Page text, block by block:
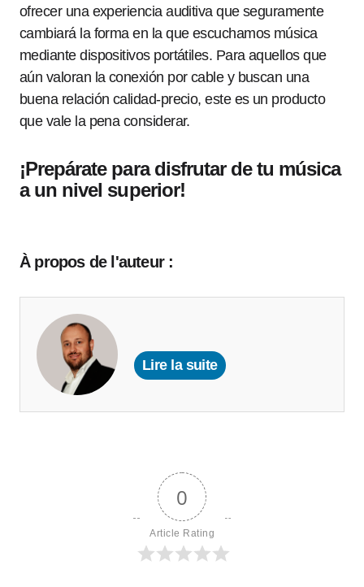
ofrecer una experiencia auditiva que seguramente
cambiará la forma en la que escuchamos música
mediante dispositivos portátiles. Para aquellos que
aún valoran la conexión por cable y buscan una
buena relación calidad-precio, este es un producto
que vale la pena considerar.
¡Prepárate para disfrutar de tu música
a un nivel superior!
À propos de l'auteur :
Lire la suite
0
Article Rating